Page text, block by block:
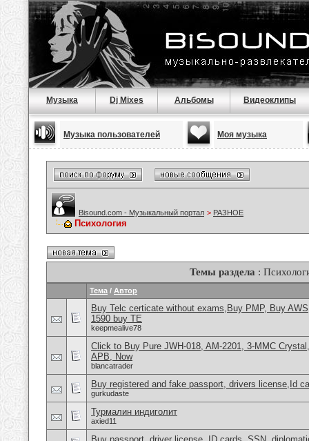
Музыка Dj Mixes Альбомы Видеоклипы
Музыка пользователей Моя музыка
Bisound.com - Музыкальный портал > РАЗНОЕ
Психология
Темы раздела :
Тема / Автор
Buy Telc certicate without exams,Buy PMP, Buy
1590 buy TE
keepmealive78
Click to Buy Pure JWH-018, AM-2201, 3-MMC
APB, Now
blancatrader
Buy registered and fake passport, drivers license,Id
gurkudaste
Турмалин индиголит
axied11